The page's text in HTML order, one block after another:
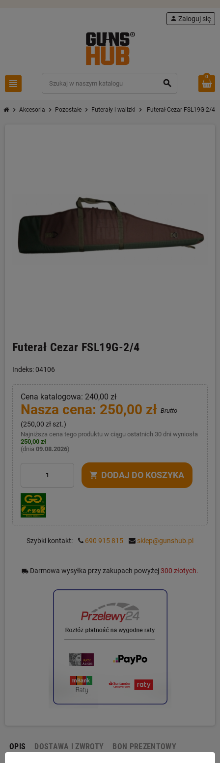
view_headline search
person Zaloguj się
0
chevron_right Akcesoria chevron_right Pozostałe chevron_right Futerały i walizki chevron_right Futerał Cezar FSL19G-2/4
Futerał Cezar FSL19G-2/4
Indeks: 04106
Cena katalogowa: 240,00 zł
Nasza cena: 250,00 zł Brutto
(250,00 zł szt.)
Najniższa cena tego produktu w ciągu ostatnich 30 dni wyniosła
250,00 zł
(dnia 09.08.2026)
shopping_cart DODAJ DO KOSZYKA
Szybki kontakt: 690 915 815 sklep@gunshub.pl
local_shipping Darmowa wysyłka przy zakupach powyżej300 złotych.
OPIS DOSTAWA I ZWROTY BON PREZENTOWY